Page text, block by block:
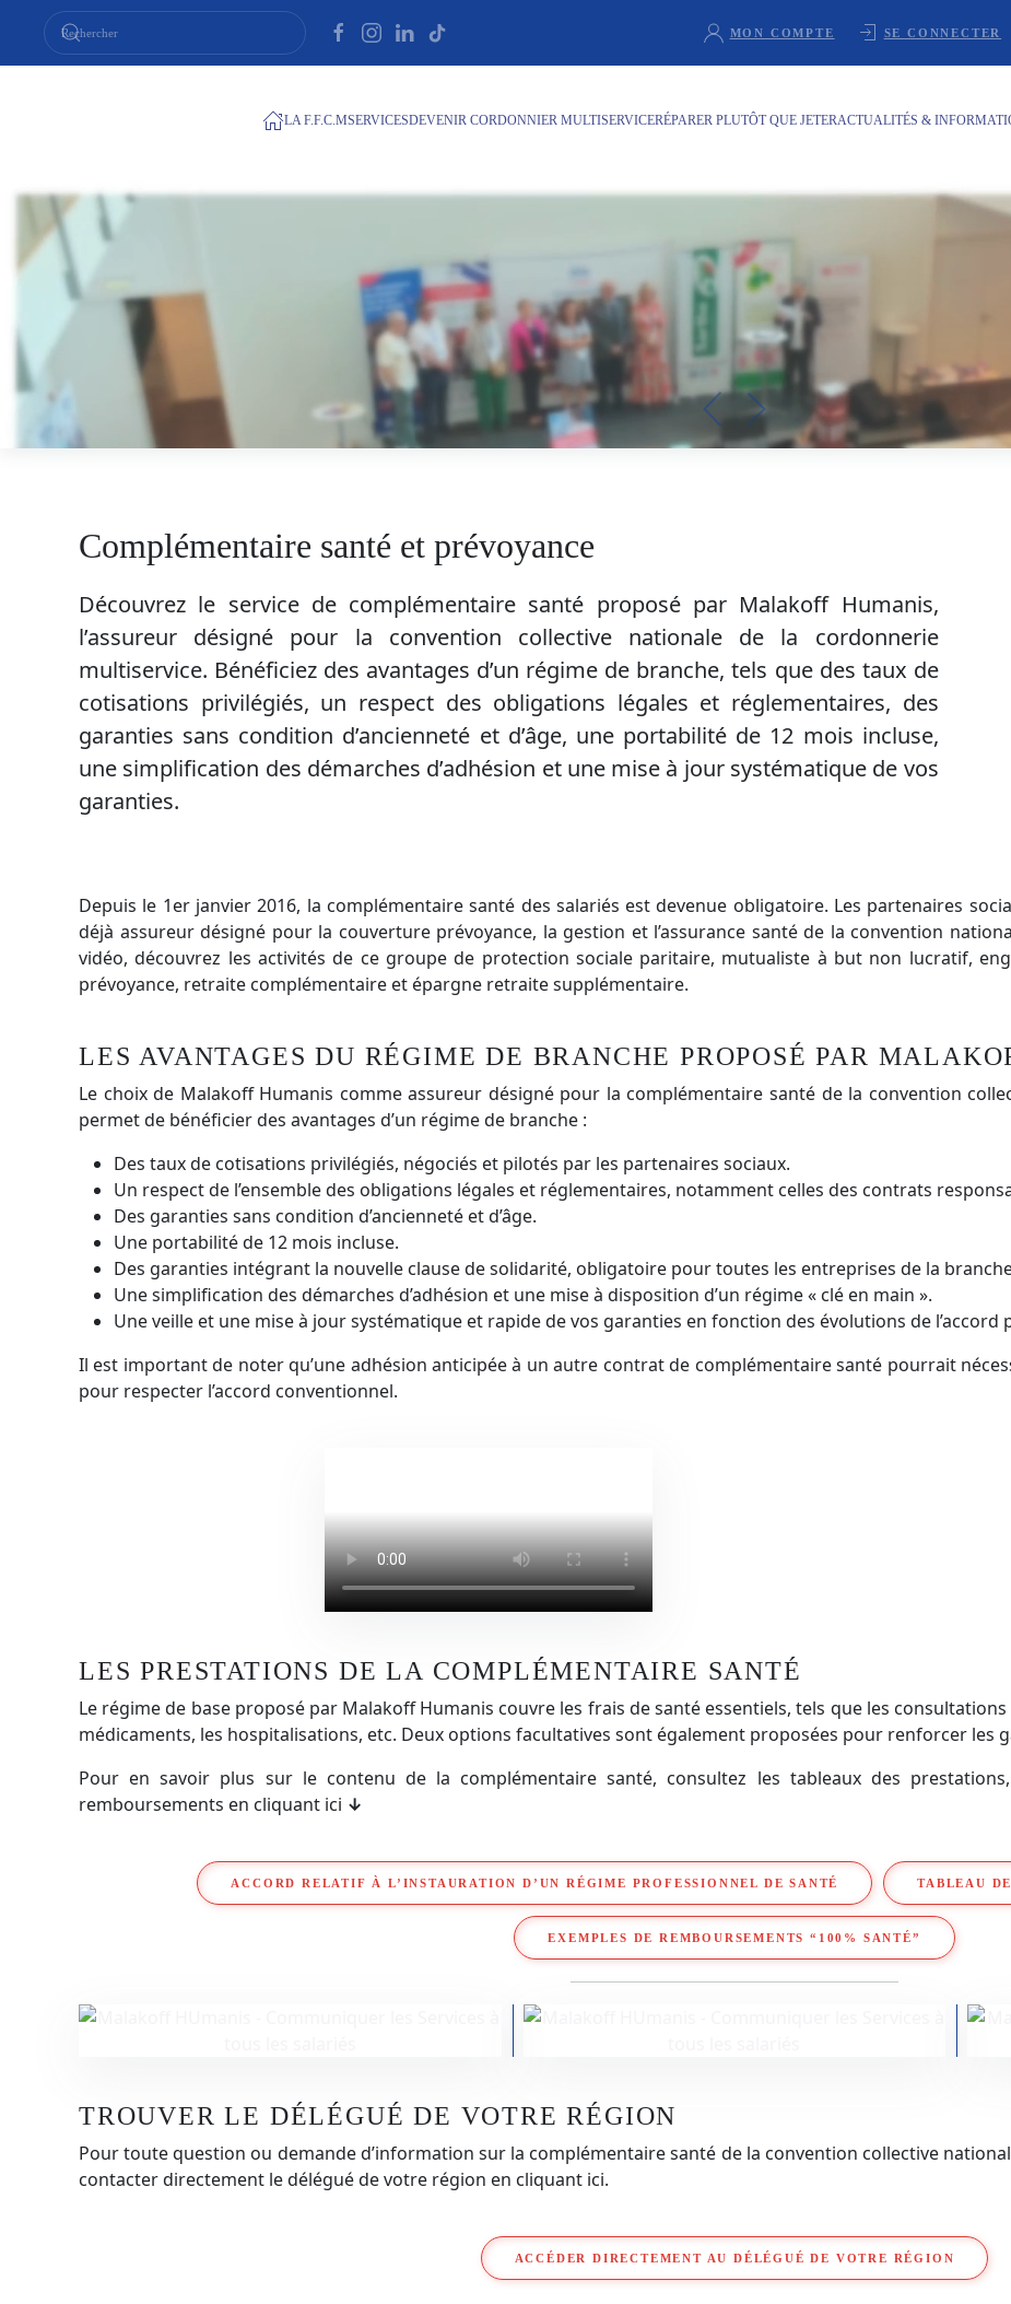
Passer au contenu principal
MON COMPTE SE CONNECTER
LA F.F.C.MSERVICESDEVENIR CORDONNIER MULTISERVICERÉPARER PLUTÔT QUE JETERACTUALITÉS &
Complémentaire santé et prévoyance
Découvrez le service de complémentaire santé proposé par Malakoff Humanis,
l’assureur désigné pour la convention collective nationale de la cordonnerie
multiservice. Bénéficiez des avantages d’un régime de branche, tels que des taux de
cotisations privilégiés, un respect des obligations légales et réglementaires, des
garanties sans condition d’ancienneté et d’âge, une portabilité de 12 mois incluse,
une simplification des démarches d’adhésion et une mise à jour systématique de vos
garanties.
Depuis le 1er janvier 2016, la complémentaire santé des salariés est devenue obligatoire. Les partenaires
déjà assureur désigné pour la couverture prévoyance, la gestion et l’assurance santé de la convention
vidéo, découvrez les activités de ce groupe de protection sociale paritaire, mutualiste à but non lucratif,
prévoyance, retraite complémentaire et épargne retraite supplémentaire.
LES AVANTAGES DU RÉGIME DE BRANCHE PROPOSÉ PAR
Le choix de Malakoff Humanis comme assureur désigné pour la complémentaire santé de la convention
permet de bénéficier des avantages d’un régime de branche :
Des taux de cotisations privilégiés, négociés et pilotés par les partenaires sociaux.
Un respect de l’ensemble des obligations légales et réglementaires, notamment celles des contrats
Des garanties sans condition d’ancienneté et d’âge.
Une portabilité de 12 mois incluse.
Des garanties intégrant la nouvelle clause de solidarité, obligatoire pour toutes les entreprises de la
Une simplification des démarches d’adhésion et une mise à disposition d’un régime « clé en main ».
Une veille et une mise à jour systématique et rapide de vos garanties en fonction des évolutions de l’accord
Il est important de noter qu’une adhésion anticipée à un autre contrat de complémentaire santé pourrait
pour respecter l’accord conventionnel.
LES PRESTATIONS DE LA COMPLÉMENTAIRE SANTÉ
Le régime de base proposé par Malakoff Humanis couvre les frais de santé essentiels, tels que les
médicaments, les hospitalisations, etc. Deux options facultatives sont également proposées pour renforcer les
Pour en savoir plus sur le contenu de la complémentaire santé, consultez les tableaux des
remboursements en cliquant ici ↓
ACCORD RELATIF À L’INSTAURATION D’UN RÉGIME PROFESSIONNEL DE SANTÉ TABLEAU
EXEMPLES DE REMBOURSEMENTS “100% SANTÉ”
TROUVER LE DÉLÉGUÉ DE VOTRE RÉGION
Pour toute question ou demande d’information sur la complémentaire santé de la convention collective
contacter directement le délégué de votre région en cliquant ici.
ACCÉDER DIRECTEMENT AU DÉLÉGUÉ DE VOTRE RÉGION